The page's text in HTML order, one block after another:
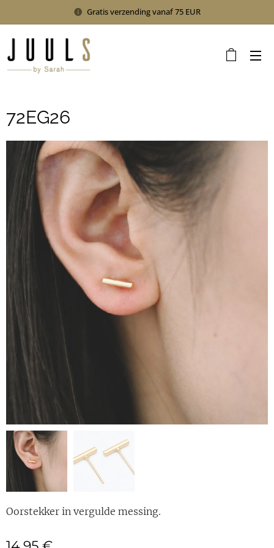
Gratis verzending vanaf 75 EUR
72EG26
Oorstekker in vergulde messing.